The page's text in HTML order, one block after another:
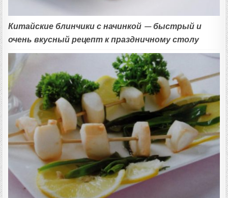
Китайские блинчики с начинкой — быстрый и
очень вкусный рецепт к праздничному столу